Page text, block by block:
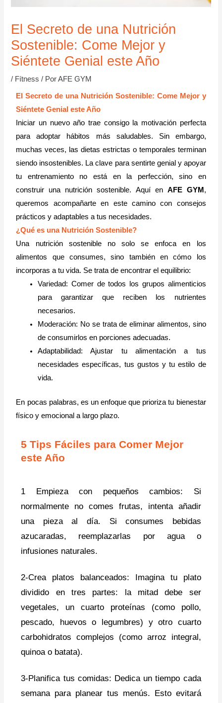
El Secreto de una Nutrición
Sostenible: Come Mejor y
Siéntete Genial este Año
/ Fítness / PorAFE GYM
El Secreto de una Nutrición Sostenible: Come Mejor y
Siéntete Genial este Año
Iniciar un nuevo año trae consigo la motivación perfecta
para adoptar hábitos más saludables. Sin embargo,
muchas veces, las dietas estrictas o temporales terminan
siendo insostenibles. La clave para sentirte genial y apoyar
tu entrenamiento no está en la perfección, sino en
construir una nutrición sostenible. Aquí en AFE GYM ,
queremos acompañarte en este camino con consejos
prácticos y adaptables a tus necesidades.
¿Qué es una Nutrición Sostenible?
Una nutrición sostenible no solo se enfoca en los
alimentos que consumes, sino también en cómo los
incorporas a tu vida. Se trata de encontrar el equilibrio:
Variedad: Comer de todos los grupos alimenticios
para garantizar que reciben los nutrientes
necesarios.
Moderación: No se trata de eliminar alimentos, sino
de consumirlos en porciones adecuadas.
Adaptabilidad: Ajustar tu alimentación a tus
necesidades específicas, tus gustos y tu estilo de
vida.
En pocas palabras, es un enfoque que prioriza tu bienestar
físico y emocional a largo plazo.
5 Tips Fáciles para Comer Mejor
este Año
1 Empieza con pequeños cambios: Si
normalmente no comes frutas, intenta añadir
una pieza al día. Si consumes bebidas
azucaradas, reemplazarlas por agua o
infusiones naturales.
2-Crea platos balanceados: Imagina tu plato
dividido en tres partes: la mitad debe ser
vegetales, un cuarto proteínas (como pollo,
pescado, huevos o legumbres) y otro cuarto
carbohidratos complejos (como arroz integral,
quinoa o batata).
3- Planifica tus comidas: Dedica un tiempo cada
semana para planear tus menús. Esto evitará